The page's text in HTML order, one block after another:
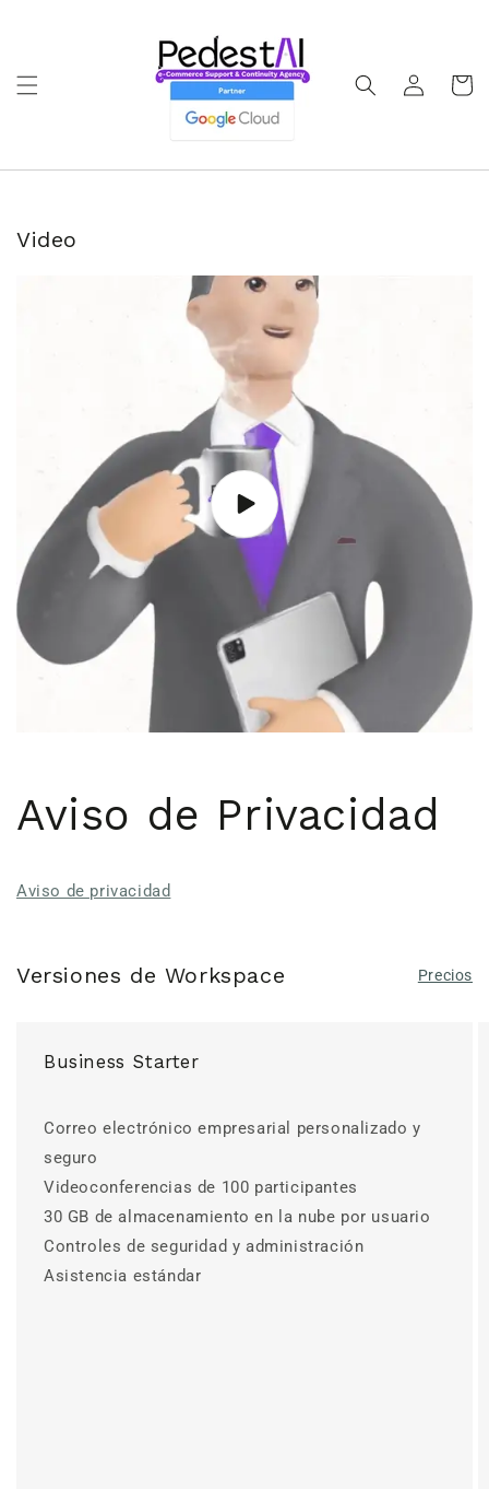
sesión
Carrito
Video
Aviso de Privacidad
Aviso de privacidad
Versiones de Workspace Precios
Business Starter
Correo electrónico empresarial personalizado y
seguro
Videoconferencias de 100 participantes
30 GB de almacenamiento en la nube por usuario
Controles de seguridad y administración
Asistencia estándar